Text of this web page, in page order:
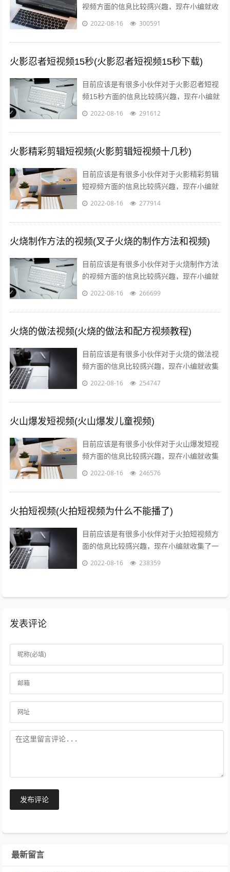
视频方面的信息比较感兴趣，现在小编就收
集了一些与消防火灾宣传内容相关的信息来
2022-08-16 300591
火影忍者短视频15秒(火影忍者短视频15秒下载)
目前应该是有很多小伙伴对于火影忍者短视
频15秒方面的信息比较感兴趣，现在小编就
收集了一些与火影忍者短视频15秒下载相关
2022-08-16 291612
火影精彩剪辑短视频(火影剪辑短视频十几秒)
目前应该是有很多小伙伴对于火影精彩剪辑
短视频方面的信息比较感兴趣，现在小编就
收集了一些与火影剪辑短视频十几秒相关的
2022-08-16 277914
火烧制作方法的视频(叉子火烧的制作方法和视频)
目前应该是有很多小伙伴对于火烧制作方法
的视频方面的信息比较感兴趣，现在小编就
收集了一些与叉子火烧的制作方法和视频相
2022-08-16 266699
火烧的做法视频(火烧的做法和配方视频教程)
目前应该是有很多小伙伴对于火烧的做法视
频方面的信息比较感兴趣，现在小编就收集
了一些与火烧的做法和配方视频教程相关的
2022-08-16 254747
火山爆发短视频(火山爆发儿童视频)
目前应该是有很多小伙伴对于火山爆发短视
频方面的信息比较感兴趣，现在小编就收集
了一些与火山爆发儿童视频相关的信息来分
2022-08-16 246576
火拍短视频(火拍短视频为什么不能播了)
目前应该是有很多小伙伴对于火拍短视频方
面的信息比较感兴趣，现在小编就收集了一
些与火拍短视频为什么不能播了相关的信息
2022-08-16 238359
发表评论
发布评论
最新留言